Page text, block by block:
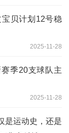
贝计划12号稳
2025-11-28
季20支球队主
2025-11-28
是运动史，还是